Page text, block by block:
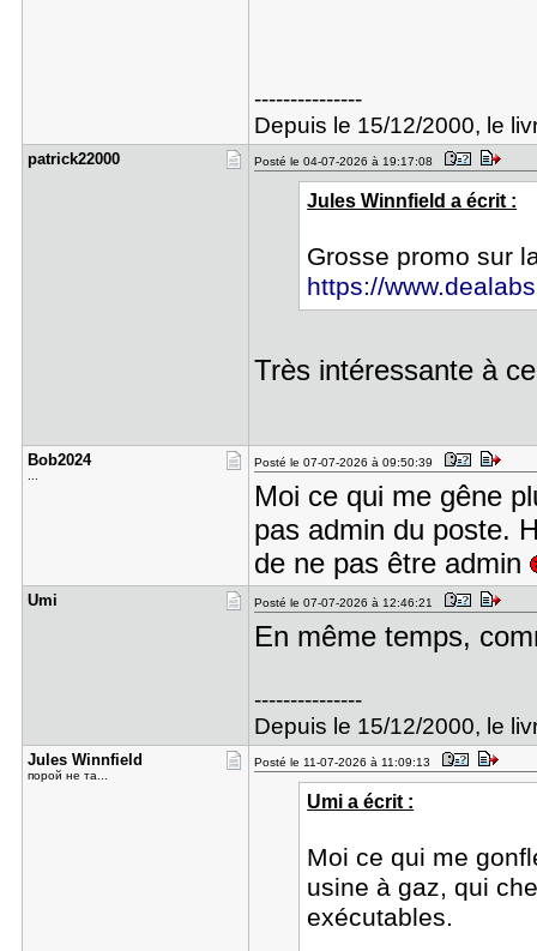
---------------
Depuis le 15/12/2000, le
patrick220​00 Posté le 04-07-2026 à 19:17:08
Jules Winnfield a écrit :
Grosse promo sur
https://
Très intéressante à
Bob2024 Posté le 07-07-2026 à 09:50:39
Moi ce qui me gêne
pas admin du poste.
de ne pas être admin
Umi Posté le 07-07-2026 à 12:46:21
En même temps,
---------------
Depuis le 15/12/2000, le
Jules Winn​field
порой не та...
Posté le 11-07-2026 à 11:09:13
Umi a écrit :
Moi ce qui me
usine à gaz, qui
exécutables.